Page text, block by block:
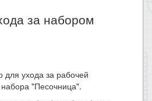
за набором
для ухода за рабочей
"Песочница".